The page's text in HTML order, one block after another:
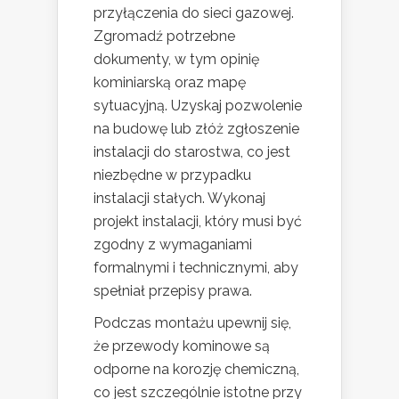
przyłączenia do sieci gazowej.
Zgromadź potrzebne
dokumenty, w tym opinię
kominiarską oraz mapę
sytuacyjną. Uzyskaj pozwolenie
na budowę lub złóż zgłoszenie
instalacji do starostwa, co jest
niezbędne w przypadku
instalacji stałych. Wykonaj
projekt instalacji, który musi być
zgodny z wymaganiami
formalnymi i technicznymi, aby
spełniał przepisy prawa.
Podczas montażu upewnij się,
że przewody kominowe są
odporne na korozję chemiczną,
co jest szczególnie istotne przy